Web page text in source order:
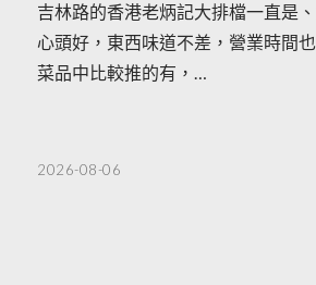
吉林路的香港老炳記大排檔一直是
心頭好，東西味道不差，營業時間
菜品中比較推的有，…
2026-08-06